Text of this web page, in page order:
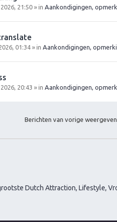
21:50 » in Aankondigingen,
01:34 » in Aankondigingen,
20:43 » in Aankondigingen,
Berichten van vorige weergeven
Dutch Attraction, Lifestyle,